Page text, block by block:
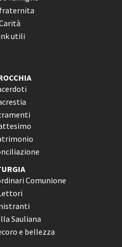
utili
Comunione
Sauliana
e bellezza